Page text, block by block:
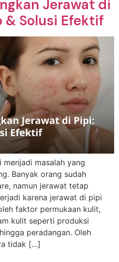
Jerawat di
& Solusi Efektif
masalah yang
Banyak orang sudah
namun jerawat tetap
karena jerawat di pipi
faktor permukaan kulit,
kulit seperti produksi
peradangan. Oleh
tidak […]